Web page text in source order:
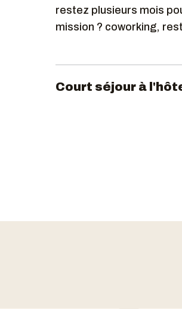
restez plusieurs mois
mission ? coworking,
Court séjour à